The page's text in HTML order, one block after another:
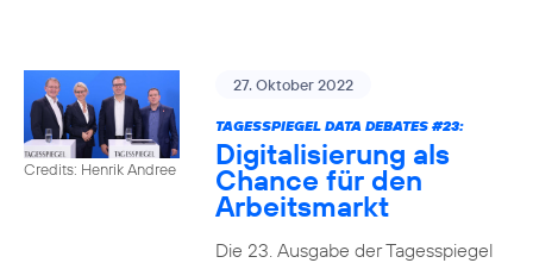
Credits: Henrik Andree
27. Oktober 2022
TAGESSPIEGEL DATA DEBATES #23:
Digitalisierung als
Chance für den
Arbeitsmarkt
Die 23. Ausgabe der Tagesspiegel